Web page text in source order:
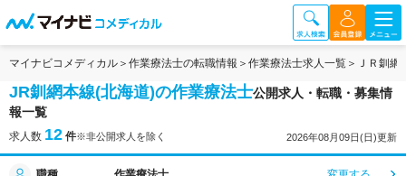
マイナビコメディカル 作業療法士の転職情報 作業療法士求人一覧 ＪＲ釧網
JR釧網本線(北海道)の作業療法士公開求人・転職・募集情
報一覧
求人数 12 件※非公開求人を除く 2026年08月09日(日)更新